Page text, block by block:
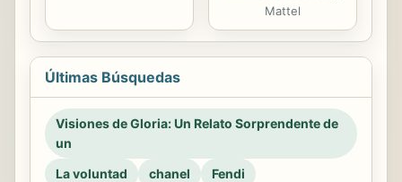
Mattel
Últimas Búsquedas
Visiones de Gloria: Un Relato Sorprendente de
un
La voluntad
chanel
Fendi